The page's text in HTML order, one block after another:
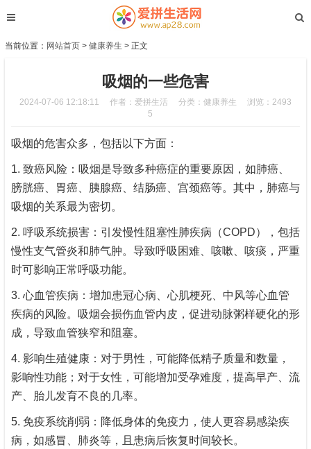
当前位置： 网站首页 > 健康养生 > 正文
吸烟的一些危害
2024-07-06 12:18:11 作者：爱拼生活 分类： 健康养生
浏览：2493
5
吸烟的危害众多，包括以下方面：
1. 致癌风险：吸烟是导致多种癌症的重要原因，如肺癌、
膀胱癌、胃癌、胰腺癌、结肠癌、宫颈癌等。其中，肺癌与
吸烟的关系最为密切。
2. 呼吸系统损害：引发慢性阻塞性肺疾病（COPD），包括
慢性支气管炎和肺气肿。导致呼吸困难、咳嗽、咳痰，严重
时可影响正常呼吸功能。
3. 心血管疾病：增加患冠心病、心肌梗死、中风等心血管
疾病的风险。吸烟会损伤血管内皮，促进动脉粥样硬化的形
成，导致血管狭窄和阻塞。
4. 影响生殖健康：对于男性，可能降低精子质量和数量，
影响性功能；对于女性，可能增加受孕难度，提高早产、流
产、胎儿发育不良的几率。
5. 免疫系统削弱：降低身体的免疫力，使人更容易感染疾
病，如感冒、肺炎等，且患病后恢复时间较长。